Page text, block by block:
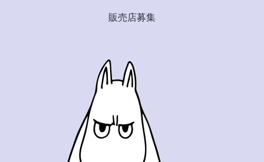
販売店募集